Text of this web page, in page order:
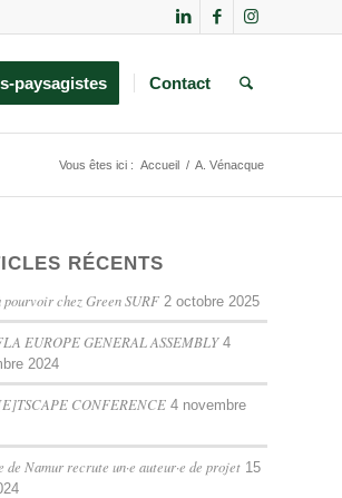
paysagistes Contact
Vous êtes ici : Accueil / A. Vénacque
RÉCENTS
pourvoir chez Green SURF 2 octobre 2025
EUROPE GENERAL ASSEMBLY 4
2024
CONFERENCE 4 novembre
de Namur recrute un·e auteur·e de projet 15